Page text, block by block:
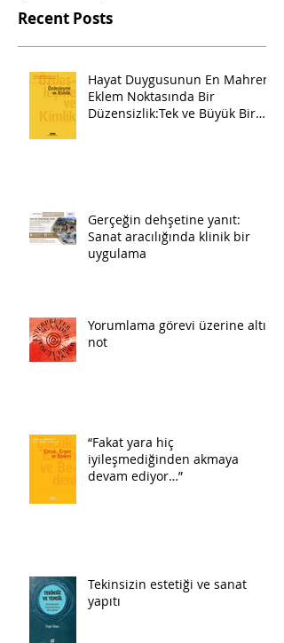
Recent Posts
Hayat Duygusunun En Mahrem
Eklem Noktasında Bir
Düzensizlik:Tek ve Büyük Bir
Gerçeğin dehşetine yanıt:
Sanat aracılığında klinik bir
uygulama
Yorumlama görevi üzerine altı
not
“Fakat yara hiç
iyileşmediğinden akmaya
devam ediyor…”
Tekinsizin estetiği ve sanat
yapıtı